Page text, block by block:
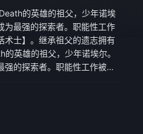
的英雄的祖父，少年诺埃
为最强的探索者。职能性工作
术士】。继承祖父的遗志拥有
英雄的祖父，少年诺埃尔。
强的探索者。职能性工作被认
起的诺艾尔，要弥补与生俱
织氏族，向那位大师怎么办